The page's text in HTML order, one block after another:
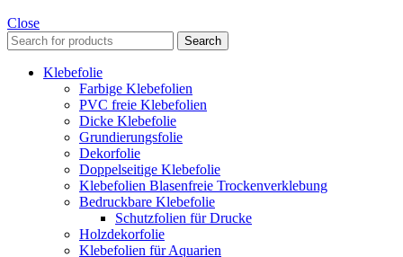
Close
Search
Klebefolie
Farbige Klebefolien
PVC freie Klebefolien
Dicke Klebefolie
Grundierungsfolie
Dekorfolie
Doppelseitige Klebefolie
Klebefolien Blasenfreie Trockenverklebung
Bedruckbare Klebefolie
Schutzfolien für Drucke
Holzdekorfolie
Klebefolien für Aquarien